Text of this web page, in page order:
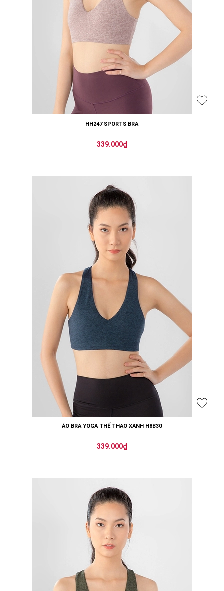
HH247 SPORTS BRA
339.000₫
ÁO BRA YOGA THỂ THAO XANH H8B30
339.000₫